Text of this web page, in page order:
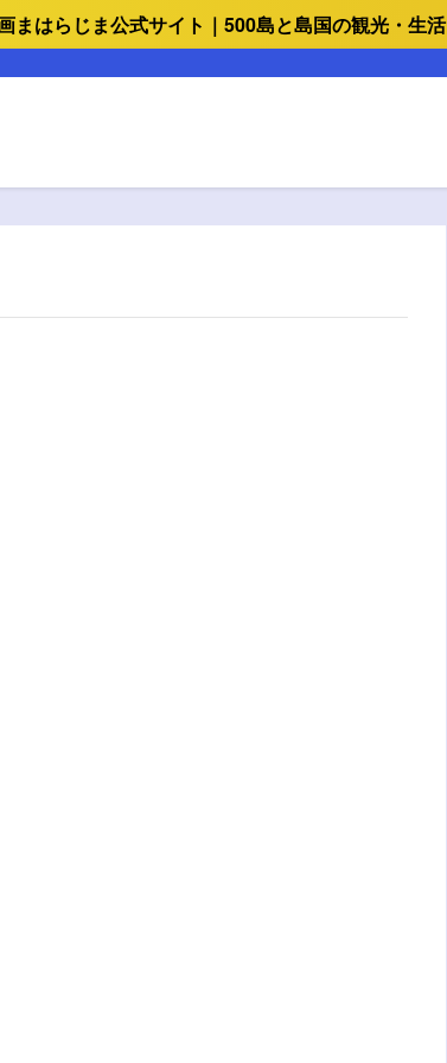
まはらじま公式サイト｜500島と島国の観光・生活